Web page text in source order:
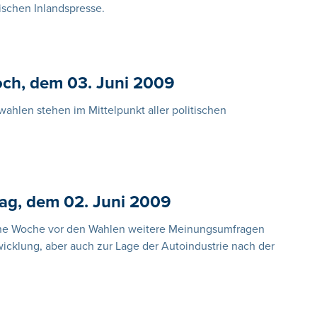
Inlandspresse.
dem 03. Juni 2009
stehen im Mittelpunkt aller politischen
dem 02. Juni 2009
Woche vor den Wahlen weitere Meinungsumfragen
aber auch zur Lage der Autoindustrie nach der